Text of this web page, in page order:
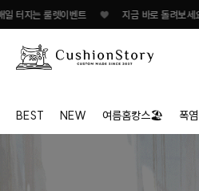
이벤트 ♥ 지금 바로 돌려보세요! ♥
BEST NEW 여름홈캉스🏖 폭